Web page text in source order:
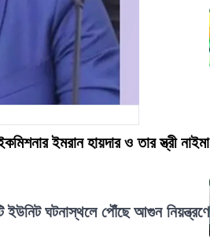
ইমরান হায়দার ও তার স্ত্রী নাইমা
ইউনিট ঘটনাস্থলে পৌঁছে আগুন নিয়ন্ত্রণে